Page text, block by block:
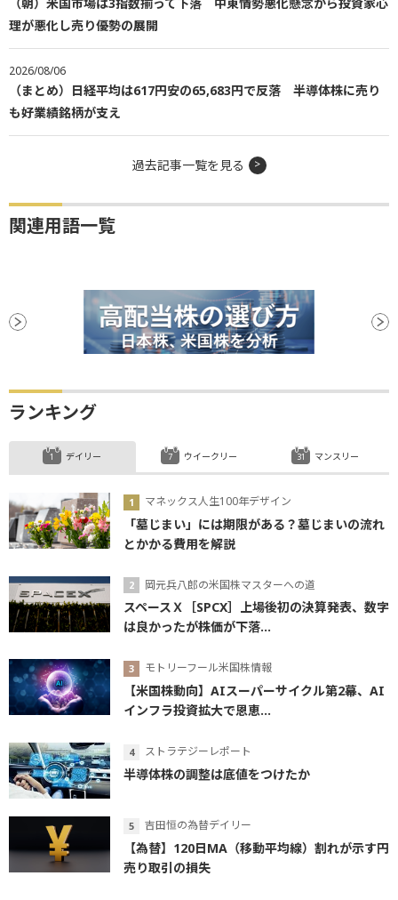
理が悪化し売り優勢の展開
2026/08/06
（まとめ）日経平均は617円安の65,683円で反落 半導体株に売り
も好業績銘柄が支え
過去記事一覧を見る
関連用語一覧
ランキング
デイリー
マネックス人生100年デザイン
「墓じまい」には期限がある？墓じまいの流れ
とかかる費用を解説
岡元兵八郎の米国株マスターへの道
スペースＸ［SPCX］上場後初の決算発表、数字
は良かったが株価が下落...
モトリーフール米国株情報
【米国株動向】AIスーパーサイクル第2幕、AI
インフラ投資拡大で恩恵...
ストラテジーレポート
半導体株の調整は底値をつけたか
吉田恒の為替デイリー
【為替】120日MA（移動平均線）割れが示す円
売り取引の損失
ウイークリー マンスリー